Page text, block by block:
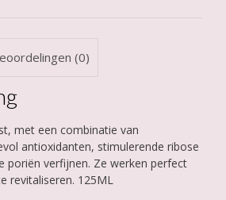
(0)
met een combinatie van
antioxidanten, stimulerende ribose
poriën verfijnen. Ze werken perfect
revitaliseren. 125ML